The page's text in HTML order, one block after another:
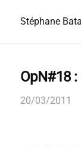
Stéphane
OpN#18
20/03/2011